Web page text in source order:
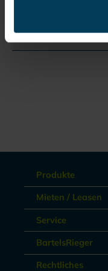
Produkte
Mieten / Leasen
Service
BartelsRieger
Rechtliches